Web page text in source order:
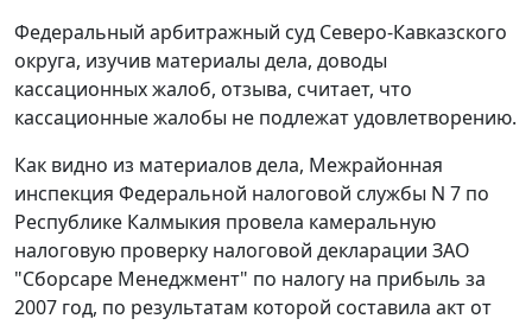
Федеральный арбитражный суд Северо-Кавказского
округа, изучив материалы дела, доводы
кассационных жалоб, отзыва, считает, что
кассационные жалобы не подлежат удовлетворению.
Как видно из материалов дела, Межрайонная
инспекция Федеральной налоговой службы N 7 по
Республике Калмыкия провела камеральную
налоговую проверку налоговой декларации ЗАО
"Сборсаре Менеджмент" по налогу на прибыль за
2007 год, по результатам которой составила акт от